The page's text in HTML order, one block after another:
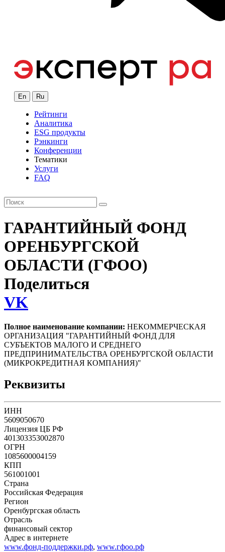
En Ru
Рейтинги
Аналитика
ESG продукты
Рэнкинги
Конференции
Тематики
Услуги
FAQ
ГАРАНТИЙНЫЙ ФОНД
ОРЕНБУРГСКОЙ
ОБЛАСТИ (ГФОО)
Поделиться
VK
Полное наименование компании: НЕКОММЕРЧЕСКАЯ
ОРГАНИЗАЦИЯ "ГАРАНТИЙНЫЙ ФОНД ДЛЯ
СУБЪЕКТОВ МАЛОГО И СРЕДНЕГО
ПРЕДПРИНИМАТЕЛЬСТВА ОРЕНБУРГСКОЙ ОБЛАСТИ
(МИКРОКРЕДИТНАЯ КОМПАНИЯ)"
Реквизиты
ИНН
5609050670
Лицензия ЦБ РФ
401303353002870
ОГРН
1085600004159
КПП
561001001
Страна
Российская Федерация
Регион
Оренбургская область
Отрасль
финансовый сектор
Адрес в интернете
www.фонд-поддержки.рф, www.гфоо.рф